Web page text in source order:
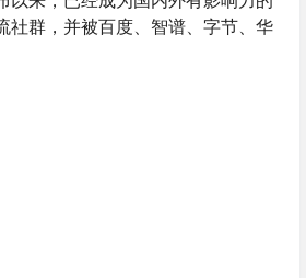
社群，并被百度、智谱、字节、华